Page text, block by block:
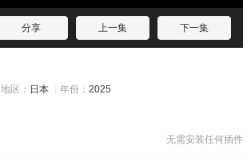
分享 上一集 下一集
地区： 日本 年份： 2025
无需安装任何插件